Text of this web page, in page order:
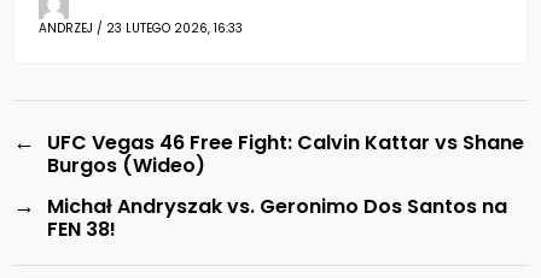
ANDRZEJ / 23 LUTEGO 2026, 16:33
←
UFC Vegas 46 Free Fight: Calvin Kattar vs Shane
Burgos (Wideo)
→
Michał Andryszak vs. Geronimo Dos Santos na
FEN 38!